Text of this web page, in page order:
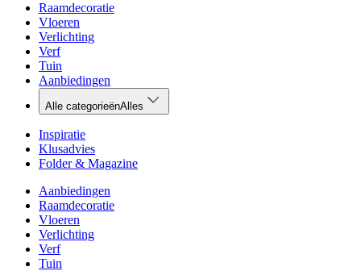
Raamdecoratie
Vloeren
Verlichting
Verf
Tuin
Aanbiedingen
Alle categorieënAlles
Inspiratie
Klusadvies
Folder & Magazine
Aanbiedingen
Raamdecoratie
Vloeren
Verlichting
Verf
Tuin